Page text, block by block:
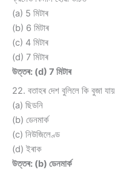
(a) 5 মিটাৰ
(b) 6 মিটাৰ
(c) 4 মিটাৰ
(d) 7 মিটাৰ
উত্তৰ: (d) 7 মিটাৰ
22. বতাহৰ দেশ বুলিলে কি বুজা যায়
(a) ছিডনি
(b) ডেনমার্ক
(c) নিউজিলেণ্ড
(d) ইৰাক
উত্তৰ: (b) ডেনমার্ক